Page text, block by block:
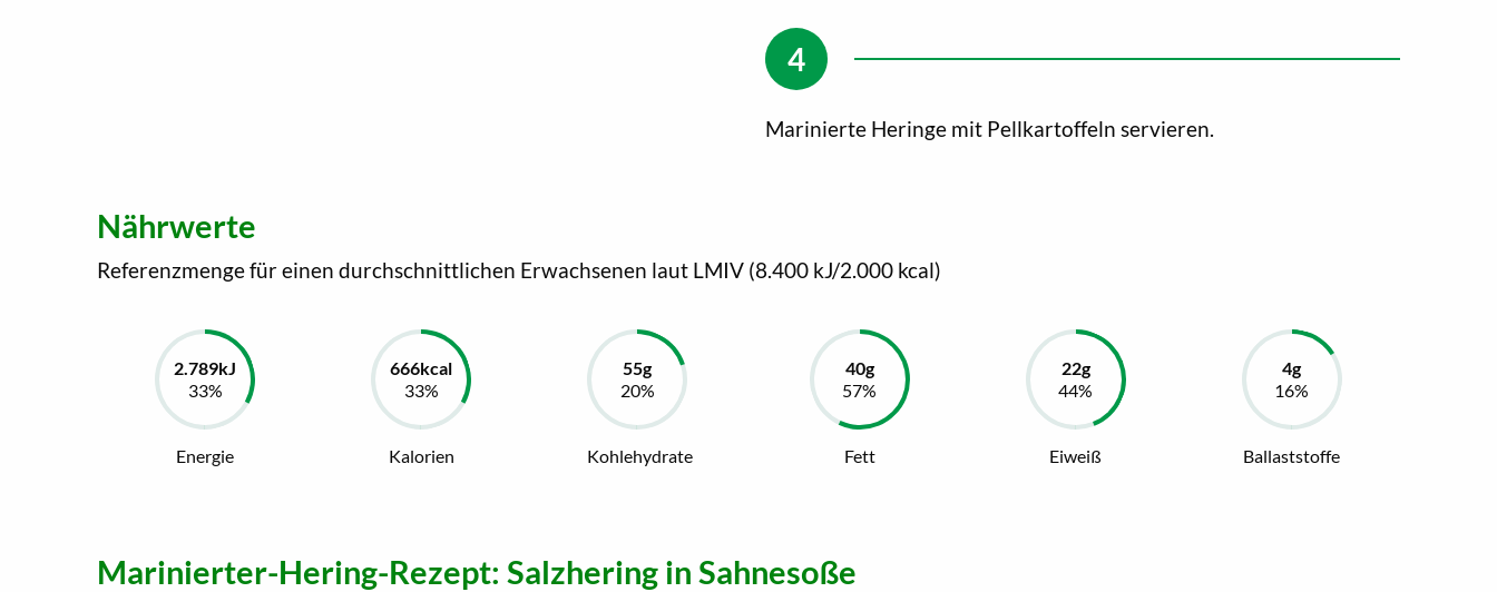
Marinierte Heringe mit Pellkartoffeln servieren.
Nährwerte
Referenzmenge für einen durchschnittlichen Erwachsenen laut LMIV (8.400 kJ/2.000 kcal)
Energie Kalorien Kohlehydrate Fett Eiweiß Ballaststoffe
Marinierter-Hering-Rezept: Salzhering in Sahnesoße